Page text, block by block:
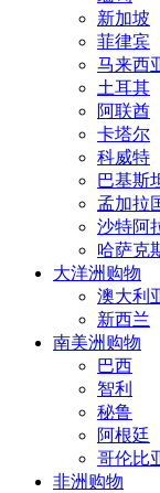
新加坡
菲律宾
马来西
土耳其
阿联酋
卡塔尔
科威特
巴基斯
孟加拉
沙特阿
哈萨克
大洋洲购物
澳大利
新西兰
南美洲购物
巴西
智利
秘鲁
阿根廷
哥伦比
非洲购物